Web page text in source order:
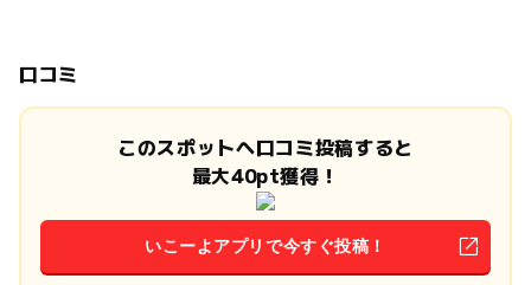
口コミ
このスポットへ口コミ投稿すると
最大40pt獲得！
いこーよアプリで今すぐ投稿！